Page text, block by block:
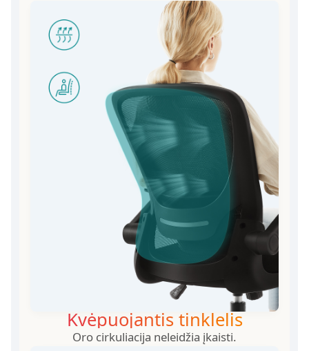
Kvėpuojantis tinklelis
Oro cirkuliacija neleidžia įkaisti.